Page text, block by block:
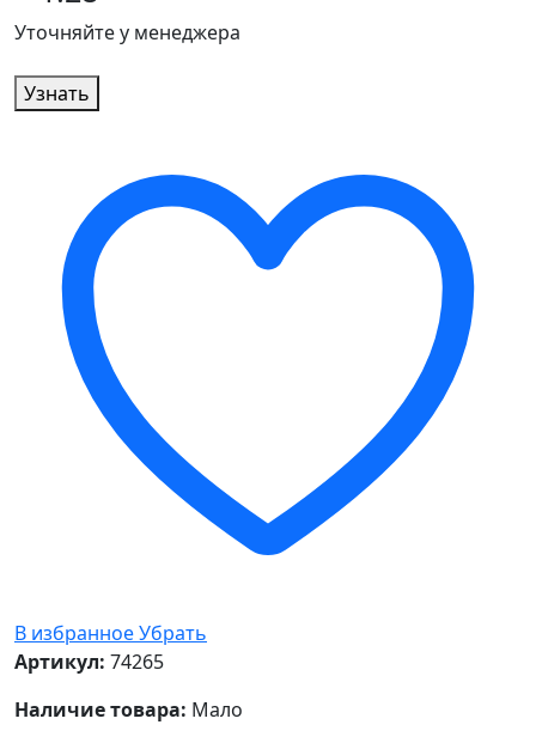
Уточняйте у менеджера
Узнать
В избранноеУбрать
Артикул: 74265
Наличие товара: Мало